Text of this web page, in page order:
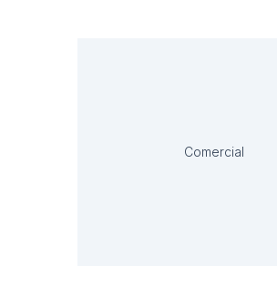
Comercial